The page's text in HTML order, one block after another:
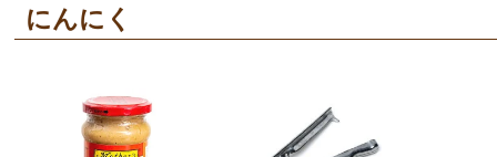
にんにく